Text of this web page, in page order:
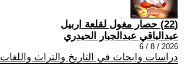
(22) حصار مغول لقلعة اربيل
عبدالباقي عبدالجبار الحيدري
2026 / 8 / 6
دراسات وابحاث في التاريخ والتراث واللغات